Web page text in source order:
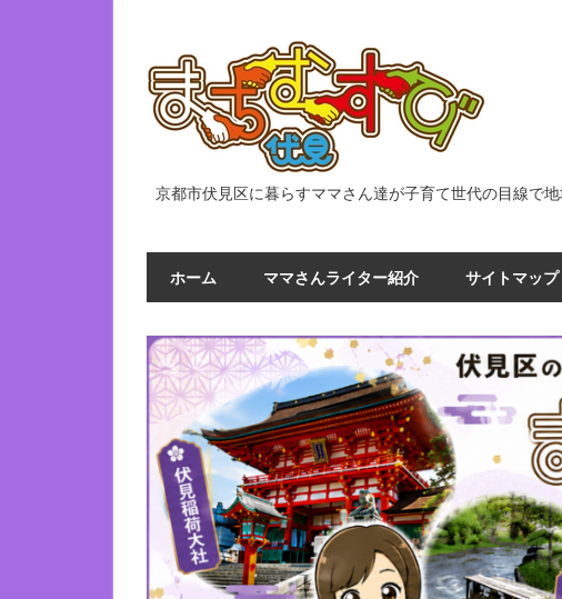
む
す
び
｜
京
都
市
京都市伏見区に暮らすママさん達が子育て世代の目線で地
ホーム ママさんライター紹介 サイトマップ